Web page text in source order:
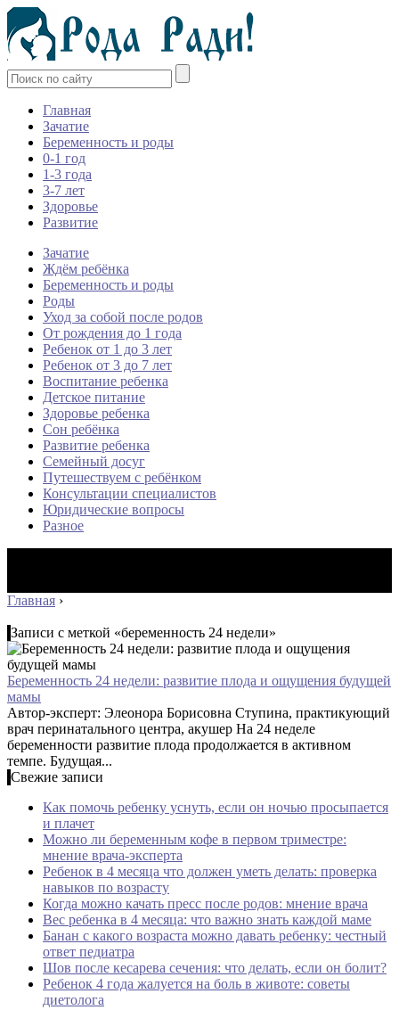
Главная
Зачатие
Беременность и роды
0-1 год
1-3 года
3-7 лет
Здоровье
Развитие
Зачатие
Ждём ребёнка
Беременность и роды
Роды
Уход за собой после родов
От рождения до 1 года
Ребенок от 1 до 3 лет
Ребенок от 3 до 7 лет
Воспитание ребенка
Детское питание
Здоровье ребенка
Сон ребёнка
Развитие ребенка
Семейный досуг
Путешествуем с ребёнком
Консультации специалистов
Юридические вопросы
Разное
Главная ›
Записи с меткой «беременность 24 недели»
Беременность 24 недели: развитие плода и ощущения будущей
мамы
Автор-эксперт: Элеонора Борисовна Ступина, практикующий
врач перинатального центра, акушер На 24 неделе
беременности развитие плода продолжается в активном
темпе. Будущая...
Свежие записи
Как помочь ребенку уснуть, если он ночью просыпается
и плачет
Можно ли беременным кофе в первом триместре:
мнение врача-эксперта
Ребенок в 4 месяца что должен уметь делать: проверка
навыков по возрасту
Когда можно качать пресс после родов: мнение врача
Вес ребенка в 4 месяца: что важно знать каждой маме
Банан с какого возраста можно давать ребенку: честный
ответ педиатра
Шов после кесарева сечения: что делать, если он болит?
Ребенок 4 года жалуется на боль в животе: советы
диетолога